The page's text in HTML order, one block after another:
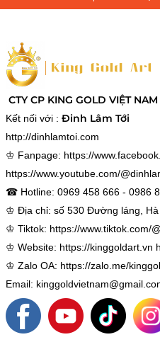
CTY CP KING GOLD VIỆT
Kết nối với : Đinh Lâm Tới
http://dinhlamtoi.com
♔ Fanpage: https://
https://www.youtube.com/
☎ Hotline: 0969 458 666 - 0986
♔ Địa chỉ: số 530 Đường láng,
♔ Tiktok: https://www.tiktok.com/
♔ Website: https://kinggoldart.vn
♔ Zalo OA: https://zalo.me/
Email: